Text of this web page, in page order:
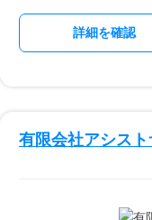
詳細を確認
有限会社アシス